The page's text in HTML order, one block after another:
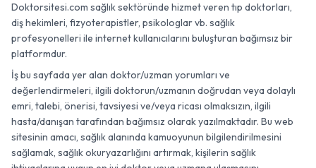
Doktorsitesi.com sağlık sektöründe hizmet veren tıp doktorları,
diş hekimleri, fizyoterapistler, psikologlar vb. sağlık
profesyonelleri ile internet kullanıcılarını buluşturan bağımsız bir
platformdur.
İş bu sayfada yer alan doktor/uzman yorumları ve
değerlendirmeleri, ilgili doktorun/uzmanın doğrudan veya dolaylı
emri, talebi, önerisi, tavsiyesi ve/veya ricası olmaksızın, ilgili
hasta/danışan tarafından bağımsız olarak yazılmaktadır. Bu web
sitesinin amacı, sağlık alanında kamuoyunun bilgilendirilmesini
sağlamak, sağlık okuryazarlığını artırmak, kişilerin sağlık